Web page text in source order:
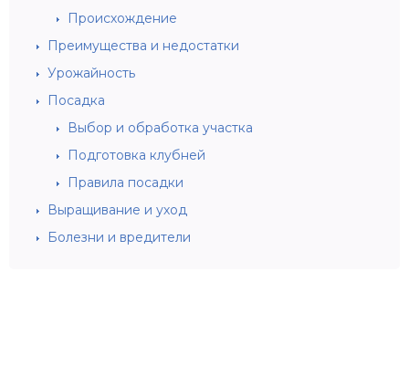
Происхождение
Преимущества и недостатки
Урожайность
Посадка
Выбор и обработка участка
Подготовка клубней
Правила посадки
Выращивание и уход
Болезни и вредители